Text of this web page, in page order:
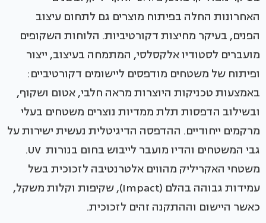
האחרונות החלה בפיתוח מוצרים גם לתחום עיצוב
הפנים, בעיקר מחיצות דקורטיביות. הלוחות השקופים
מועברים לסטודיו אלקסלסי, המתמחה בעיצוב, ייצור
ופיתוח של משטחים מודפסים ליישומים דקורטיביים:
באמצעות טכניקות היוצרות מראה חלבי, אטום ושקוף,
ובשילוב הדפסות תלת ממדיות נוצרים משטחים בעלי
מרקמים ייחודיים. ההדפסה הדיגיטלית נעשית ישירות על
גבי המשטחים והדיו מועבר לייבוש בחום בנורות UV.
משטחי האקריליק מהווים אלטרנטיבה לזכוכית בשל
עמידות גבוהה בהלם (Impact), שקיפות וקלות משקל,
כאשר היישום וההתקנה זהים לזכוכית.